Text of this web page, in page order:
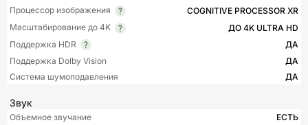
Процессор изображения
COGNITIVE PROCESSOR XR
Масштабирование до 4K
ДО 4K ULTRA HD
Поддержка HDR
ДА
Поддержка Dolby Vision
ДА
Система шумоподавления
ДА
Звук
Объемное звучание
ЕСТЬ